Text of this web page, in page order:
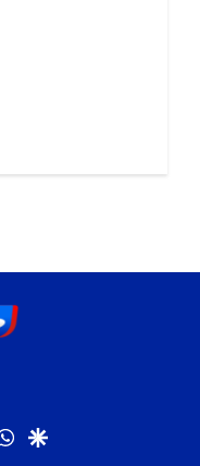
whatsapp
google